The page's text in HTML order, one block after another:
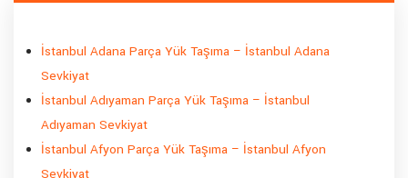
İstanbul Adana Parça Yük Taşıma – İstanbul Adana
Sevkiyat
İstanbul Adıyaman Parça Yük Taşıma – İstanbul
Adıyaman Sevkiyat
İstanbul Afyon Parça Yük Taşıma – İstanbul Afyon
Sevkiyat